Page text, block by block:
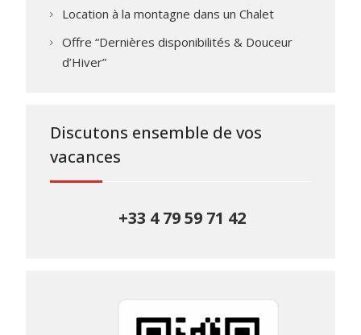
Location à la montagne dans un Chalet
Offre “Dernières disponibilités & Douceur
d’Hiver”
Discutons ensemble de vos
vacances
+33 4 79 59 71 42